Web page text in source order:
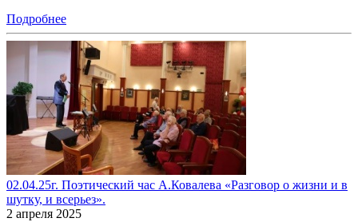
Подробнее
02.04.25г. Поэтический час А.Ковалева «Разговор о жизни и в
шутку, и всерьез».
2 апреля 2025